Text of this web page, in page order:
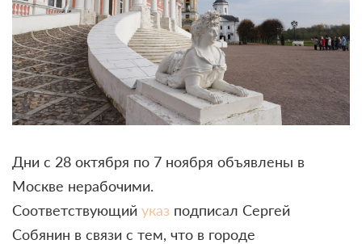
Дни с 28 октября по 7 ноября объявлены в
Москве нерабочими.
Соответствующий указ подписал Сергей
Собянин в связи с тем, что в городе